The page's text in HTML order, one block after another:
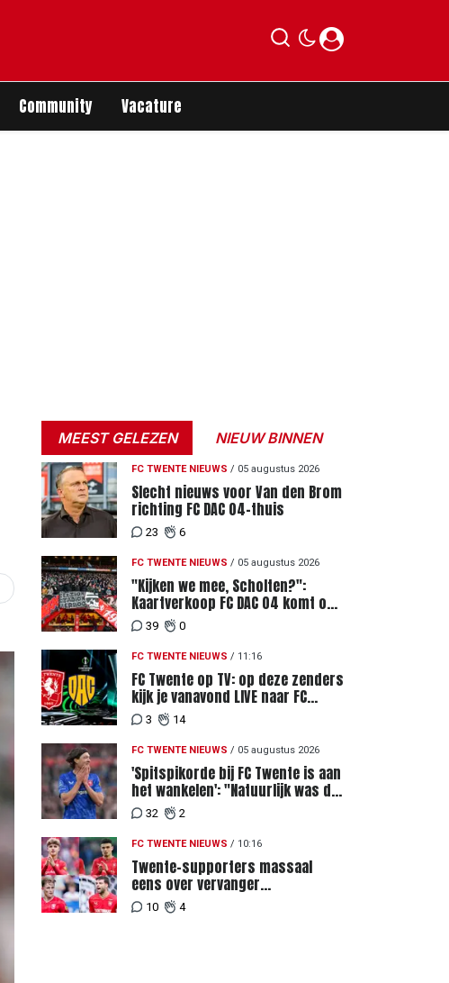
Community Vacature
MEEST GELEZEN NIEUW BINNEN
FC TWENTE NIEUWS / 05 augustus 2026
Slecht nieuws voor Van den Brom
richting FC DAC 04-thuis
23 6
FC TWENTE NIEUWS / 05 augustus 2026
"Kijken we mee, Scholten?":
Kaartverkoop FC DAC 04 komt op
gang, supporters niet blij met
ticketprijzen
39 0
FC TWENTE NIEUWS / 11:16
FC Twente op TV: op deze zenders
kijk je vanavond LIVE naar FC
Twente - FC DAC 04
3 14
FC TWENTE NIEUWS / 05 augustus 2026
'Spitspikorde bij FC Twente is aan
het wankelen': "Natuurlijk was dat
een signaal"
32 2
FC TWENTE NIEUWS / 10:16
Twente-supporters massaal
eens over vervanger
geblesseerde Lemkin tegen FC
DAC 04
10 4